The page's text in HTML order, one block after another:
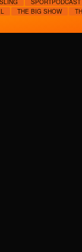
SPORTPODCAST
THE BIG SHOW